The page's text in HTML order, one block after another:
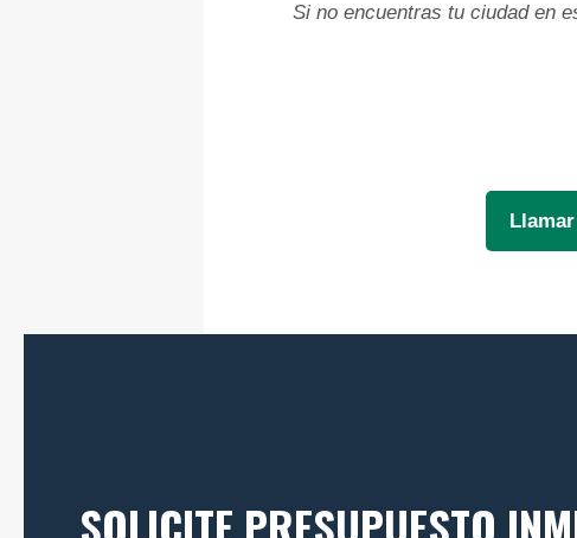
Si no encuentras tu ciudad en
Llamar